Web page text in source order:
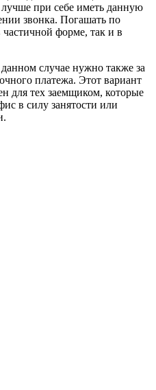
при себе иметь данную
звонка. Погашать по
форме, так и в
случае нужно также за
платежа. Этот вариант
для тех заемщиком, которые
в силу занятости или